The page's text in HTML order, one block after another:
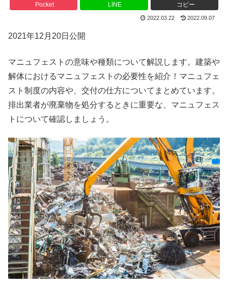
Pocket LINE コピー
2022.03.22 2022.09.07
2021年12月20日公開
マニュフェストの意味や種類について解説します。建築や
解体におけるマニュフェストの必要性を紹介！マニュフェ
スト制度の内容や、交付の仕方についてまとめています。
排出業者が廃棄物を処分するときに重要な、マニュフェス
トについて確認しましょう。